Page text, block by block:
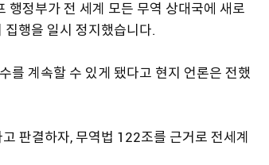
정부가 전 세계 모든 무역 상대국에 새로
행을 일시 정지했습니다.
를 계속할 수 있게 됐다고 현지 언론은 전했
판결하자, 무역법 122조를 근거로 전세계